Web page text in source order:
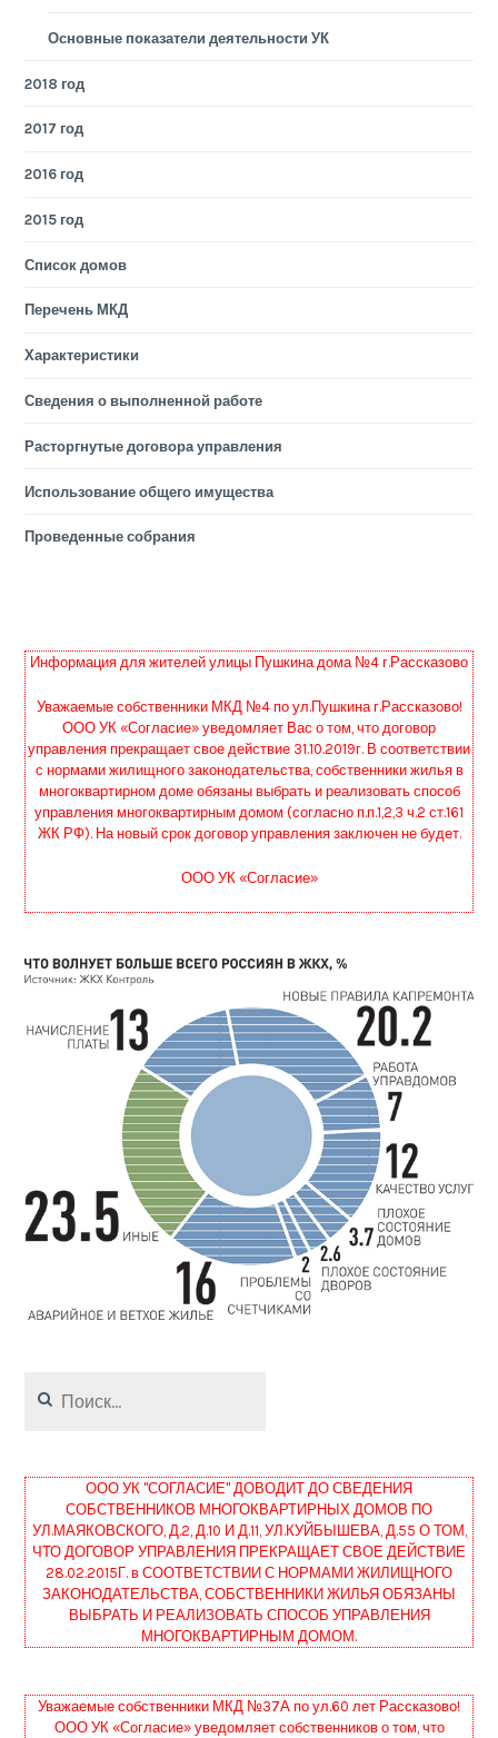
Основные показатели деятельности УК
2018 год
2017 год
2016 год
2015 год
Список домов
Перечень МКД
Характеристики
Сведения о выполненной работе
Расторгнутые договора управления
Использование общего имущества
Проведенные собрания
Информация для жителей улицы Пушкина дома №4 г.Рассказово
Уважаемые собственники МКД №4 по ул.Пушкина г.Рассказово!
ООО УК «Согласие» уведомляет Вас о том, что договор
управления прекращает свое действие 31.10.2019г. В соответствии
с нормами жилищного законодательства, собственники жилья в
многоквартирном доме обязаны выбрать и реализовать способ
управления многоквартирным домом (согласно п.п.1,2,3 ч.2 ст.161
ЖК РФ). На новый срок договор управления заключен не будет.
ООО УК «Согласие»
ООО УК "СОГЛАСИЕ" ДОВОДИТ ДО СВЕДЕНИЯ
СОБСТВЕННИКОВ МНОГОКВАРТИРНЫХ ДОМОВ ПО
УЛ.МАЯКОВСКОГО, Д.2, Д.10 И Д.11, УЛ.КУЙБЫШЕВА, Д.55 О ТОМ,
ЧТО ДОГОВОР УПРАВЛЕНИЯ ПРЕКРАЩАЕТ СВОЕ ДЕЙСТВИЕ
28.02.2015Г. в СООТВЕТСТВИИ С НОРМАМИ ЖИЛИЩНОГО
ЗАКОНОДАТЕЛЬСТВА, СОБСТВЕННИКИ ЖИЛЬЯ ОБЯЗАНЫ
ВЫБРАТЬ И РЕАЛИЗОВАТЬ СПОСОБ УПРАВЛЕНИЯ
МНОГОКВАРТИРНЫМ ДОМОМ.
Уважаемые собственники МКД №37А по ул.60 лет Рассказово!
ООО УК «Согласие» уведомляет собственников о том, что